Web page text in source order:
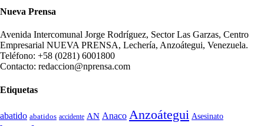
Nueva Prensa
Avenida Intercomunal Jorge Rodríguez, Sector Las Garzas, Centro
Empresarial NUEVA PRENSA, Lechería, Anzoátegui, Venezuela.
Teléfono: +58 (0281) 6001800
Contacto: redaccion@nprensa.com
Etiquetas
abatido abatidos accidente AN Anaco Anzoátegui Asesinato